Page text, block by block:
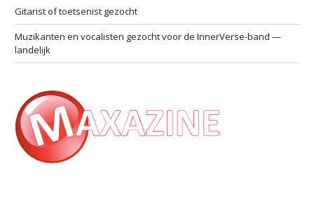
Gitarist of toetsenist gezocht
Muzikanten en vocalisten gezocht voor de InnerVerse-band —
landelijk